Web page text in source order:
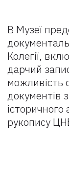
В Музеї
Колегії,
дарчий
можливість
документів
історичного
рукопису